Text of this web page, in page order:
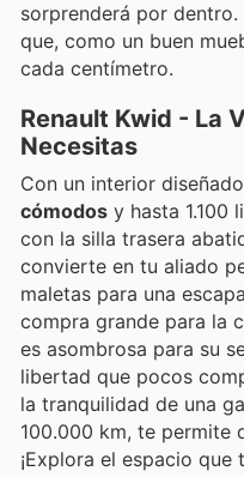
sorprenderá por
que, como un buen
cada centímetro.
Renault Kwid - La
Necesitas
Con un interior
cómodos y hasta 1.100
con la silla trasera
convierte en tu aliado
maletas para una
compra grande para la
es asombrosa para su
libertad que pocos
la tranquilidad de una
100.000 km, te permite
¡Explora el espacio